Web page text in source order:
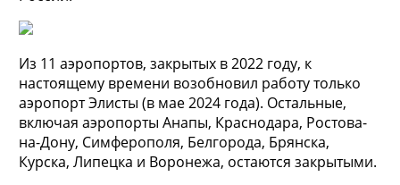
Из 11 аэропортов, закрытых в 2022 году, к
настоящему времени возобновил работу только
аэропорт Элисты (в мае 2024 года). Остальные,
включая аэропорты Анапы, Краснодара, Ростова-
на-Дону, Симферополя, Белгорода, Брянска,
Курска, Липецка и Воронежа, остаются закрытыми.